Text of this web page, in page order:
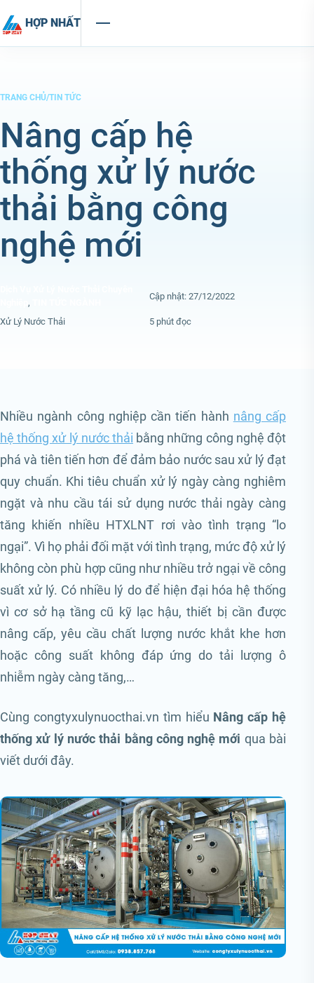
HỢP NHẤT
TRANG CHỦ/TIN TỨC
Nâng cấp hệ
thống xử lý nước
thải bằng công
nghệ mới
,
Cập nhật: 27/12/2022
Xử Lý Nước Thải 5 phút đọc
Nhiều ngành công nghiệp cần tiến hành nâng cấp
hệ thống xử lý nước thải bằng những công nghệ đột
phá và tiên tiến hơn để đảm bảo nước sau xử lý đạt
quy chuẩn. Khi tiêu chuẩn xử lý ngày càng nghiêm
ngặt và nhu cầu tái sử dụng nước thải ngày càng
tăng khiến nhiều HTXLNT rơi vào tình trạng “lo
ngại”. Vì họ phải đối mặt với tình trạng, mức độ xử lý
không còn phù hợp cũng như nhiều trở ngại về công
suất xử lý. Có nhiều lý do để hiện đại hóa hệ thống
vì cơ sở hạ tầng cũ kỹ lạc hậu, thiết bị cần được
nâng cấp, yêu cầu chất lượng nước khắt khe hơn
hoặc công suất không đáp ứng do tải lượng ô
nhiễm ngày càng tăng,…
Cùng congtyxulynuocthai.vn tìm hiểu Nâng cấp hệ
thống xử lý nước thải bằng công nghệ mới qua bài
viết dưới đây.